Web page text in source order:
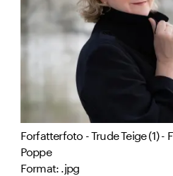
Forfatterfoto - Trude Teige (1) -
Poppe
Format: .jpg